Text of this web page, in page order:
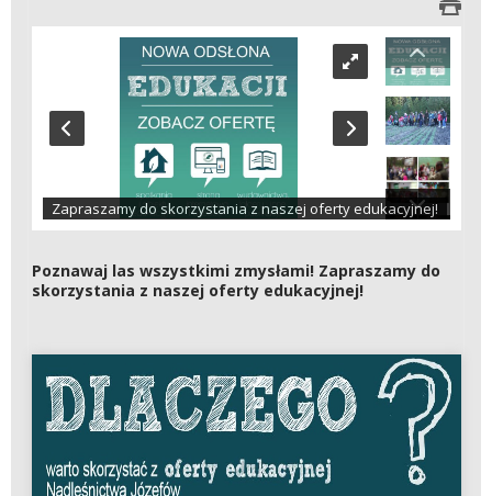
Zapraszamy do skorzystania z naszej oferty edukacyjnej!
Poznawaj las wszystkimi zmysłami! Zapraszamy do
skorzystania z naszej oferty edukacyjnej!